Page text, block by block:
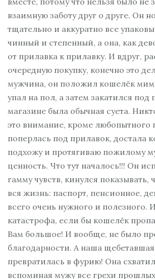
взаимную заботу друг о друге. Он
тщательно и аккуратно все
чинный и степенный, а она, как
от прилавка к прилавку. И вдруг,
очередную покупку, конечно это
мужчина, он положил кошелёк
упал на пол, а затем закатился под
магазине была обычная суета.
это внимание, кроме любопытного
поперлась под прилавок, достала
подхожу и протягиваю пожилому
ценность. Что тут началось!!! Он
гамму чувств, кинулся показывать,
вся жизнь: паспорт, пенсионное,
всего очень нужного и полезного.
катастрофа, если бы кошелёк
Вам большое! И вообще, не было
благодарности. А наша
превратилась в фурию! Она
вспоминая мужу все грехи